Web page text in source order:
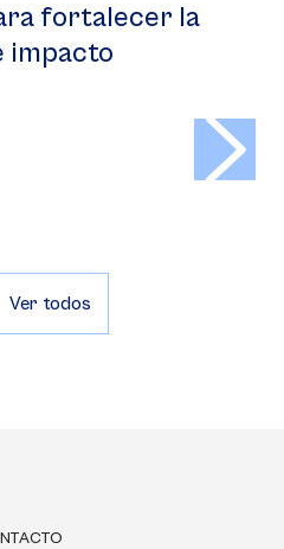
fortalecer la
impacto
Ver todos